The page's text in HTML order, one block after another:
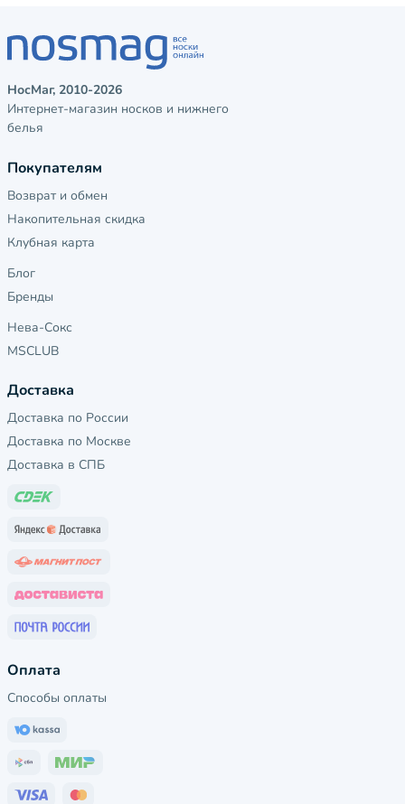
НосМаг, 2010-2026
Интернет-магазин носков и нижнего
белья
Покупателям
Возврат и обмен
Накопительная скидка
Клубная карта
Блог
Бренды
Нева-Сокс
MSCLUB
Доставка
Доставка по России
Доставка по Москве
Доставка в СПБ
Оплата
Способы оплаты